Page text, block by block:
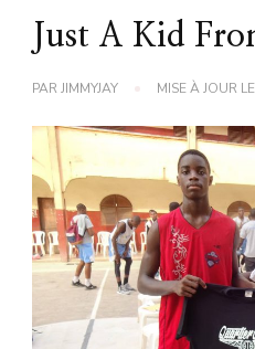
Just A Kid
PARJIMMYJAY MISE À JOUR LE